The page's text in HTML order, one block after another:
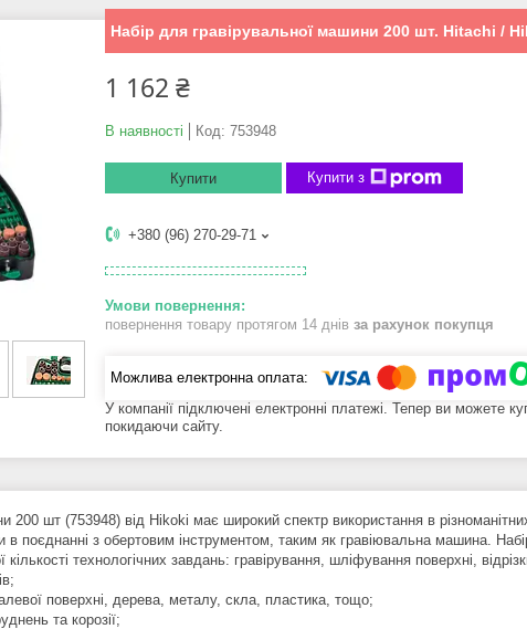
Набір для гравірувальної машини 200 шт. Hitachi /
1 162 ₴
В наявності Код: 753948
Купити Купити з
+380 (96) 270-29-71
повернення товару протягом 14 днів за рахунок покупця
У компанії підключені електронні платежі. Тепер ви можете
покидаючи сайту.
200 шт (753948) від Hikoki має широкий спектр використання в
в поєднанні з обертовим інструментом, таким як гравіювальна машина.
технологічних завдань: гравірування, шліфування поверхні,
поверхні, дерева, металу, скла, пластика, тощо;
та корозії;